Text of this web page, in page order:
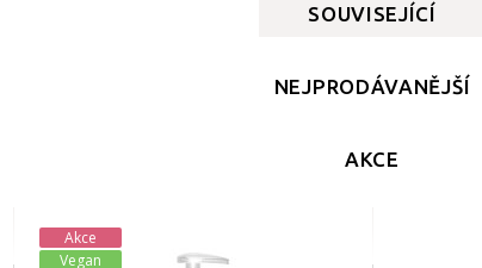
SOUVISEJÍCÍ
NEJPRODÁVANĚJŠÍ
AKCE
Akce
Vegan